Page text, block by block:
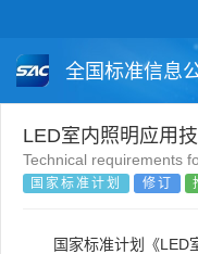
全国标准信息
国家标准
团体标准
国外标准
LED室内照明应用
Technical requirements
国家标准计划 修订
国家标准计划《LED